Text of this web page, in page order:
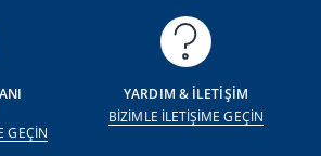
GEÇİN
YARDIM & İLETİŞİM
BİZİMLE İLETİŞİME GEÇİN